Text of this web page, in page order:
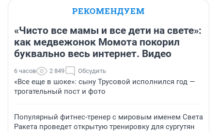
РЕКОМЕНДУЕМ
«Чисто все мамы и все дети на свете»:
как медвежонок Момота покорил
буквально весь интернет. Видео
6 часов 2 849 Обсудить
«Все еще в шоке»: сыну Трусовой исполнился год —
трогательный пост и фото
Популярный фитнес-тренер с мировым именем Света
Ракета проведет открытую тренировку для сургутян